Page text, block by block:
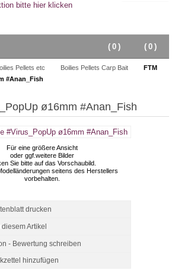
bitte hier klicken
( 0 )
( 0 )
Pellets etc Boilies Pellets Carp Bait
FTM
#Anan_Fish
ø16mm #Anan_Fish
Für eine größere Ansicht
oder ggf.weitere Bilder
Sie bitte auf das Vorschaubild.
seitens des Herstellers
vorbehalten.
drucken
Artikel
- Bewertung schreiben